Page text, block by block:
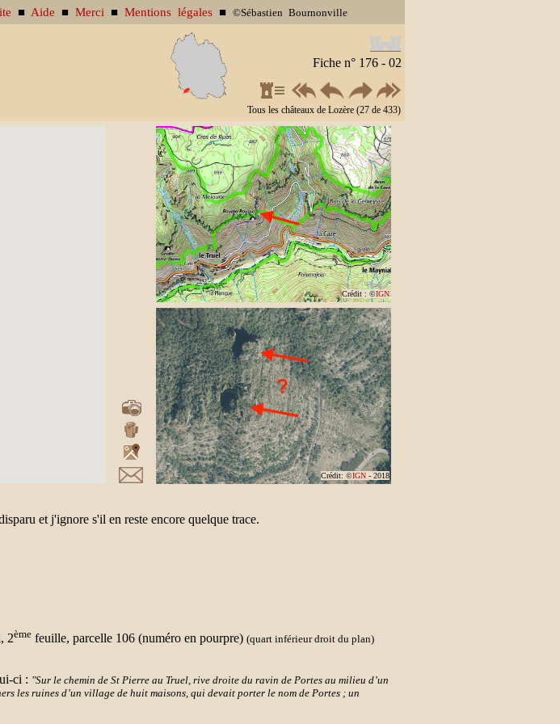
■ Aide ■ Merci ■ Mentions légales■ ©Sébastien Bournonville
Fiche n° 176 - 02
Tous les châteaux de Lozère (27 de 433)
Crédit : ©IGN
Crédit: ©IGN- 2018
et j'ignore s'il en reste encore quelque trace.
2èmefeuille, parcelle 106 (numéro en pourpre) (quart inférieur droit du plan)
ci : "Sur le chemin de St Pierre au Truel, rive droite du ravin de Portes au milieu d’un
les ruines d’un village de huit maisons, qui devait porter le nom de Portes ; un